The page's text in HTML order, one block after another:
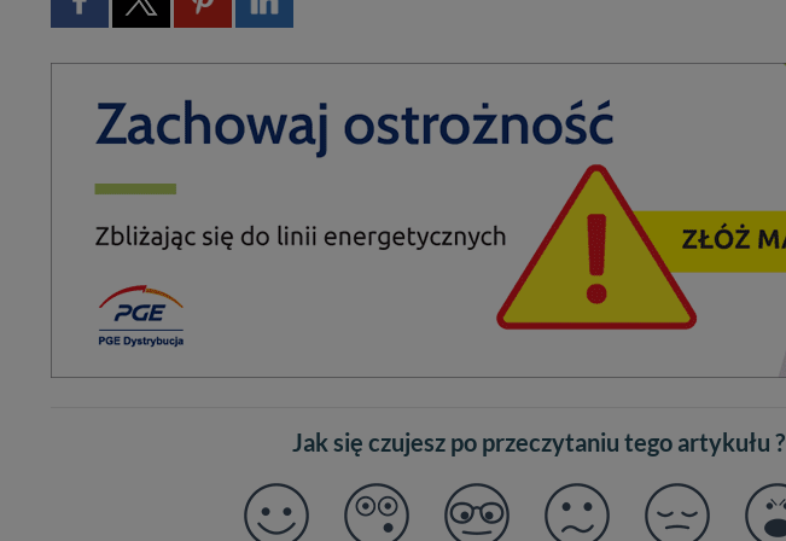
Jak się czujesz po przeczytaniu tego artykułu ?